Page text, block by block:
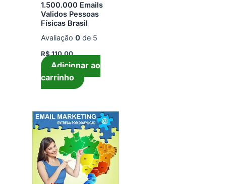
1.500.000 Emails
Validos Pessoas
Físicas Brasil
Avaliação0 de 5
R$110,00
Adicionar ao
carrinho